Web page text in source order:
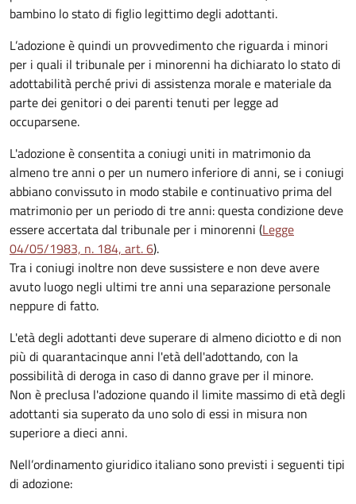
bambino lo stato di figlio legittimo degli adottanti.
L’adozione è quindi un provvedimento che riguarda i minori
per i quali il tribunale per i minorenni ha dichiarato lo stato di
adottabilità perché privi di assistenza morale e materiale da
parte dei genitori o dei parenti tenuti per legge ad
occuparsene.
L'adozione è consentita a coniugi uniti in matrimonio da
almeno tre anni o per un numero inferiore di anni, se i coniugi
abbiano convissuto in modo stabile e continuativo prima del
matrimonio per un periodo di tre anni: questa condizione deve
essere accertata dal tribunale per i minorenni (Legge
04/05/1983, n. 184, art. 6).
Tra i coniugi inoltre non deve sussistere e non deve avere
avuto luogo negli ultimi tre anni una separazione personale
neppure di fatto.
L'età degli adottanti deve superare di almeno diciotto e di non
più di quarantacinque anni l'età dell'adottando, con la
possibilità di deroga in caso di danno grave per il minore.
Non è preclusa l'adozione quando il limite massimo di età degli
adottanti sia superato da uno solo di essi in misura non
superiore a dieci anni.
Nell’ordinamento giuridico italiano sono previsti i seguenti tipi
di adozione: